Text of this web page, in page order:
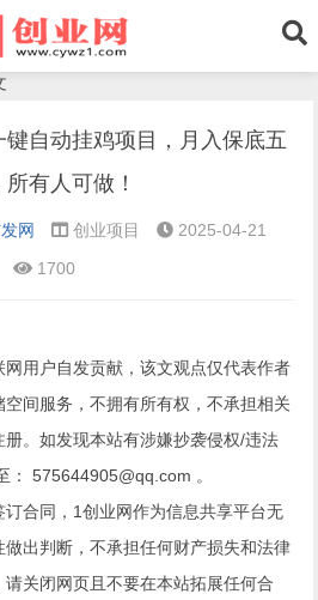
自动挂鸡项目，月入保底五
所有人可做！
网 创业项目
2025-04-21
1700
网用户自发贡献，该文观点仅代表作者
间服务，不拥有所有权，不承担相关
。如发现本站有涉嫌抄袭侵权/违法
： 575644905@qq.com 。
订合同，1创业网作为信息共享平台无
出判断，不承担任何财产损失和法律
关闭网页且不要在本站拓展任何合